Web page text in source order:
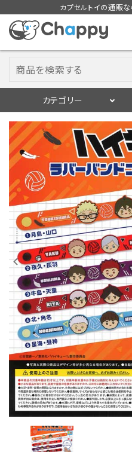
カプセルトイの通販な
カテゴリー
ログイン
入荷スケジュール
カプセルトイマシン本体
カプセルトイ
販促用空カプセル
レンタル
景品・玩具・文具
販促用カプセルトイ
よくあるご